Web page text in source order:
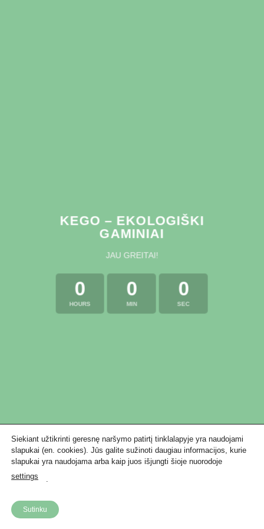
KEGO – EKOLOGIŠKI
GAMINIAI
JAU GREITAI!
0
HOURS
0
MIN
0
SEC
Siekiant užtikrinti geresnę naršymo patirtį tinklalapyje yra naudojami
slapukai (en. cookies). Jūs galite sužinoti daugiau informacijos, kurie
slapukai yra naudojama arba kaip juos išjungti šioje nuorodoje
settings
.
Sutinku